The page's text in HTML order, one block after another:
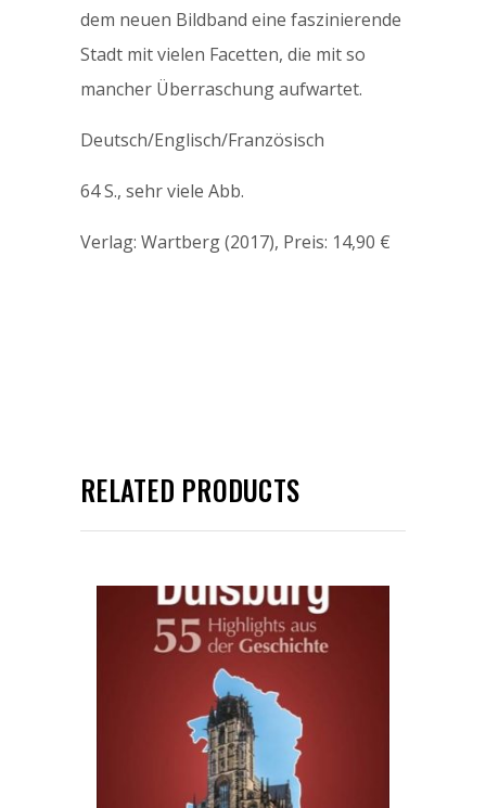
dem neuen Bildband eine faszinierende
Stadt mit vielen Facetten, die mit so
mancher Überraschung aufwartet.
Deutsch/Englisch/Französisch
64 S., sehr viele Abb.
Verlag: Wartberg (2017), Preis: 14,90 €
RELATED PRODUCTS